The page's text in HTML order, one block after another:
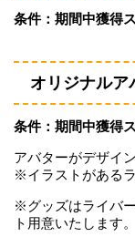
条件：期間中獲得
オリジナルア
条件：期間中獲得
アバターがデザイ
※イラストがある
※グッズはライバ
ト用意いたします。